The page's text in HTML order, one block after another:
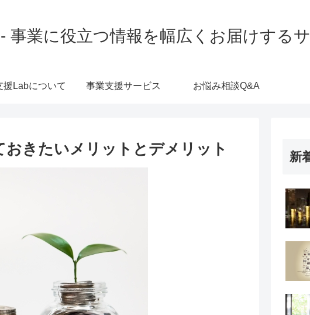
事業に役立つ情報を幅広くお届けする
援Labについて 事業支援サービス お悩み相談Q&A
きたいメリットとデメリット 新